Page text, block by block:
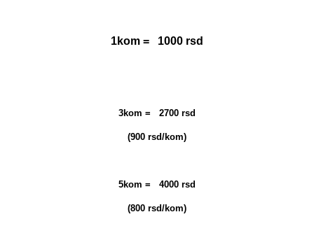
1kom = 1000 rsd
3kom = 2700 rsd
(900 rsd/kom)
5kom = 4000 rsd
(800 rsd/kom)